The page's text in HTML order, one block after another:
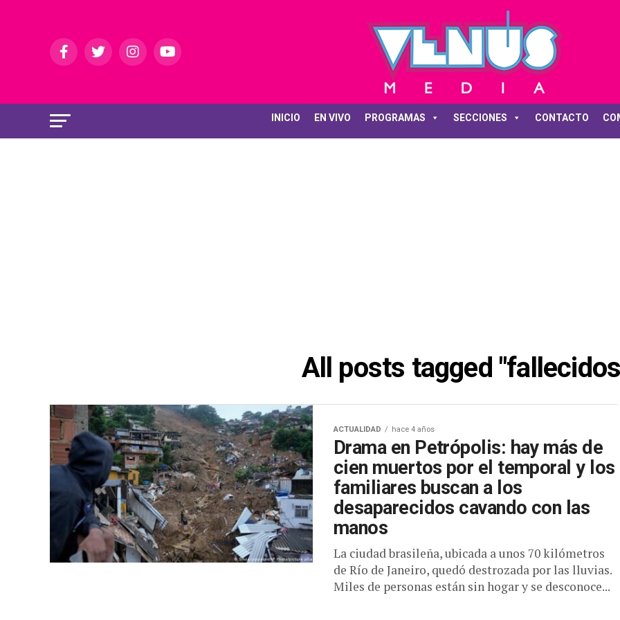
INICIO EN VIVO PROGRAMAS SECCIONES CONTACTO
All posts tagged
ACTUALIDAD hace 4 años
Drama en Petrópolis: hay más de
cien muertos por el temporal y los
familiares buscan a los
desaparecidos cavando con las
manos
La ciudad brasileña, ubicada a unos 70 kilómetros
de Río de Janeiro, quedó destrozada por las lluvias.
Miles de personas están sin hogar y se desconoce...